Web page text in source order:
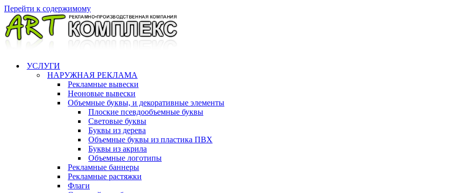
Перейти к содержимому
УСЛУГИ
НАРУЖНАЯ РЕКЛАМА
Рекламные вывески
Неоновые вывески
Объемные буквы, и декоративные элементы
Плоские псевдообъемные буквы
Световые буквы
Буквы из дерева
Объемные буквы из пластика ПВХ
Буквы из акрила
Объемные логотипы
Рекламные баннеры
Рекламные растяжки
Флаги